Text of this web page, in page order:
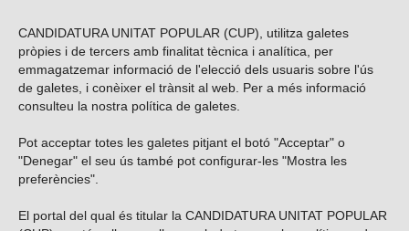
CANDIDATURA UNITAT POPULAR (CUP), utilitza galetes
pròpies i de tercers amb finalitat tècnica i analítica, per
emmagatzemar informació de l'elecció dels usuaris sobre l'ús
de galetes, i conèixer el trànsit al web. Per a més informació
consulteu la nostra política de galetes
Pot acceptar totes les galetes pitjant el botó "Acceptar" o
"Denegar" el seu ús també pot configurar-les "Mostra les
preferències".
El portal del qual és titular la CANDIDATURA UNITAT POPULAR
Vols subscriure’t al nostre butlletí?